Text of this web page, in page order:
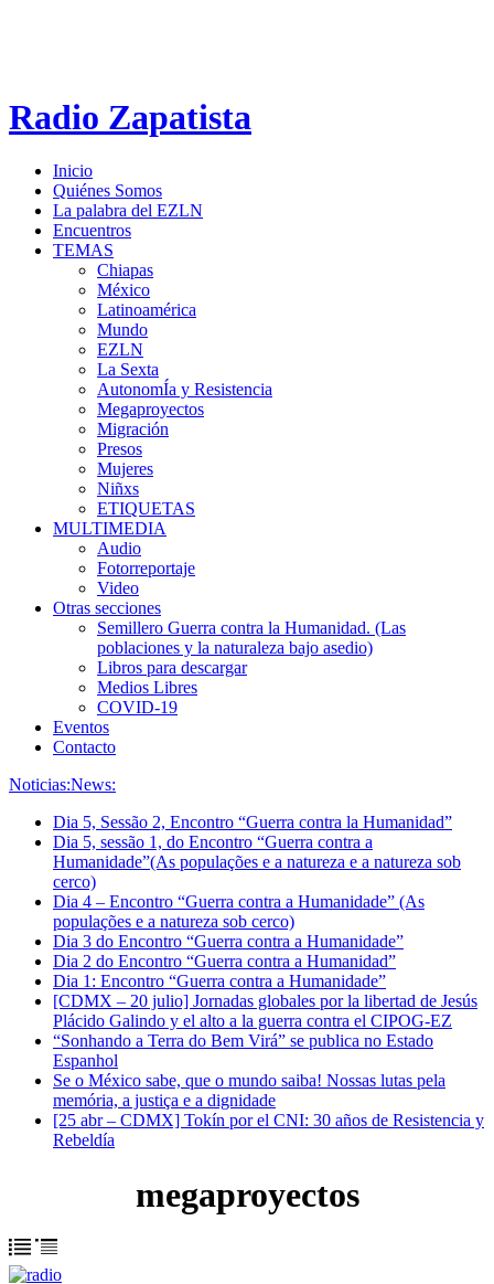
Radio Zapatista
Inicio
Quiénes Somos
La palabra del EZLN
Encuentros
TEMAS
Chiapas
México
Latinoamérica
Mundo
EZLN
La Sexta
AutonomÍa y Resistencia
Megaproyectos
Migración
Presos
Mujeres
Niñxs
ETIQUETAS
MULTIMEDIA
Audio
Fotorreportaje
Video
Otras secciones
Semillero Guerra contra la Humanidad. (Las
poblaciones y la naturaleza bajo asedio)
Libros para descargar
Medios Libres
COVID-19
Eventos
Contacto
Noticias:News:
Dia 5, Sessão 2, Encontro “Guerra contra la Humanidad”
Dia 5, sessão 1, do Encontro “Guerra contra a
Humanidade”(As populações e a natureza e a natureza sob
cerco)
Dia 4 – Encontro “Guerra contra a Humanidade” (As
populações e a natureza sob cerco)
Dia 3 do Encontro “Guerra contra a Humanidade”
Dia 2 do Encontro “Guerra contra a Humanidad”
Dia 1: Encontro “Guerra contra a Humanidade”
[CDMX – 20 julio] Jornadas globales por la libertad de Jesús
Plácido Galindo y el alto a la guerra contra el CIPOG-EZ
“Sonhando a Terra do Bem Virá” se publica no Estado
Espanhol
Se o México sabe, que o mundo saiba! Nossas lutas pela
memória, a justiça e a dignidade
[25 abr – CDMX] Tokín por el CNI: 30 años de Resistencia y
Rebeldía
megaproyectos